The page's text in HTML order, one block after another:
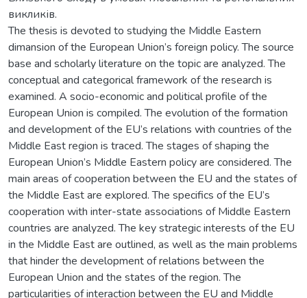
викликів.
The thesis is devoted to studying the Middle Eastern
dimansion of the European Union’s foreign policy. The source
base and scholarly literature on the topic are analyzed. The
conceptual and categorical framework of the research is
examined. A socio-economic and political profile of the
European Union is compiled. The evolution of the formation
and development of the EU’s relations with countries of the
Middle East region is traced. The stages of shaping the
European Union’s Middle Eastern policy are considered. The
main areas of cooperation between the EU and the states of
the Middle East are explored. The specifics of the EU’s
cooperation with inter-state associations of Middle Eastern
countries are analyzed. The key strategic interests of the EU
in the Middle East are outlined, as well as the main problems
that hinder the development of relations between the
European Union and the states of the region. The
particularities of interaction between the EU and Middle